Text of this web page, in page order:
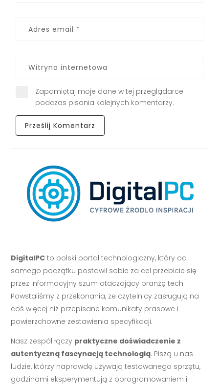
Zapamiętaj moje dane w tej przeglądarce
podczas pisania kolejnych komentarzy.
DigitalPC to polski portal technologiczny, który od
samego początku postawił sobie za cel przebicie się
przez informacyjny szum otaczający branżę tech.
Powstaliśmy z przekonania, że czytelnicy zasługują na
coś więcej niż przepisane komunikaty prasowe i
powierzchowne zestawienia specyfikacji.
Nasz zespół łączy praktyczne doświadczenie z
autentyczną fascynacją technologią. Piszą u nas
ludzie, którzy naprawdę używają testowanego sprzętu,
godzinami eksperymentują z oprogramowaniem i